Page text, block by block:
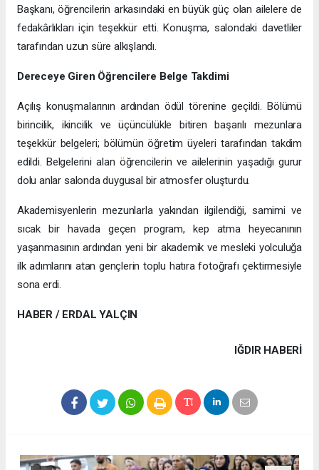
Başkanı, öğrencilerin arkasındaki en büyük güç olan ailelere de
fedakârlıkları için teşekkür etti. Konuşma, salondaki davetliler
tarafından uzun süre alkışlandı.
Dereceye Giren Öğrencilere Belge Takdimi
Açılış konuşmalarının ardından ödül törenine geçildi. Bölümü
birincilik, ikincilik ve üçüncülükle bitiren başarılı mezunlara
teşekkür belgeleri; bölümün öğretim üyeleri tarafından takdim
edildi. Belgelerini alan öğrencilerin ve ailelerinin yaşadığı gurur
dolu anlar salonda duygusal bir atmosfer oluşturdu.
Akademisyenlerin mezunlarla yakından ilgilendiği, samimi ve
sıcak bir havada geçen program, kep atma heyecanının
yaşanmasının ardından yeni bir akademik ve mesleki yolculuğa
ilk adımlarını atan gençlerin toplu hatıra fotoğrafı çektirmesiyle
sona erdi.
HABER / ERDAL YALÇIN
IĞDIR HABERİ